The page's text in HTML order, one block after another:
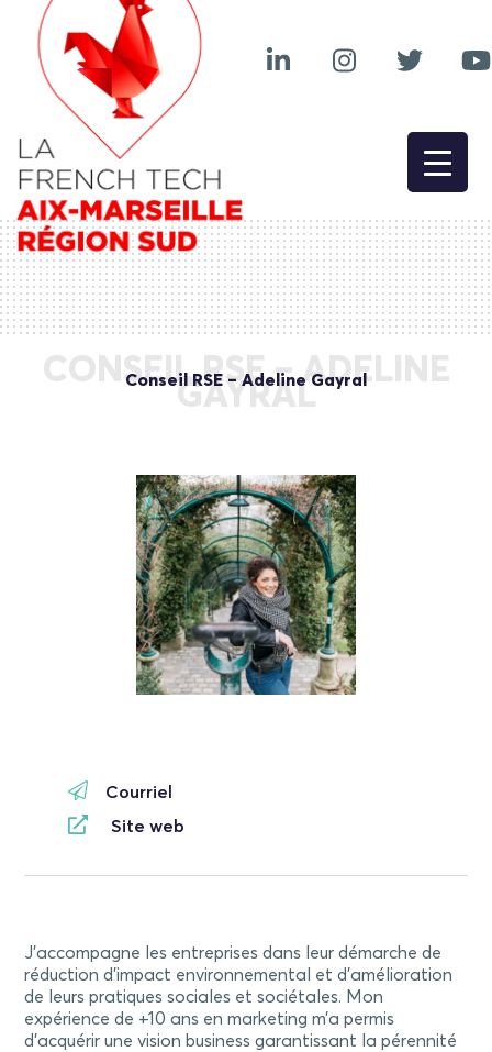
CONSEIL RSE – ADELINE
GAYRAL
Conseil RSE – Adeline Gayral
Courriel
Site web
J’accompagne les entreprises dans leur démarche de
réduction d’impact environnemental et d’amélioration
de leurs pratiques sociales et sociétales. Mon
expérience de +10 ans en marketing m’a permis
d’acquérir une vision business garantissant la pérennité